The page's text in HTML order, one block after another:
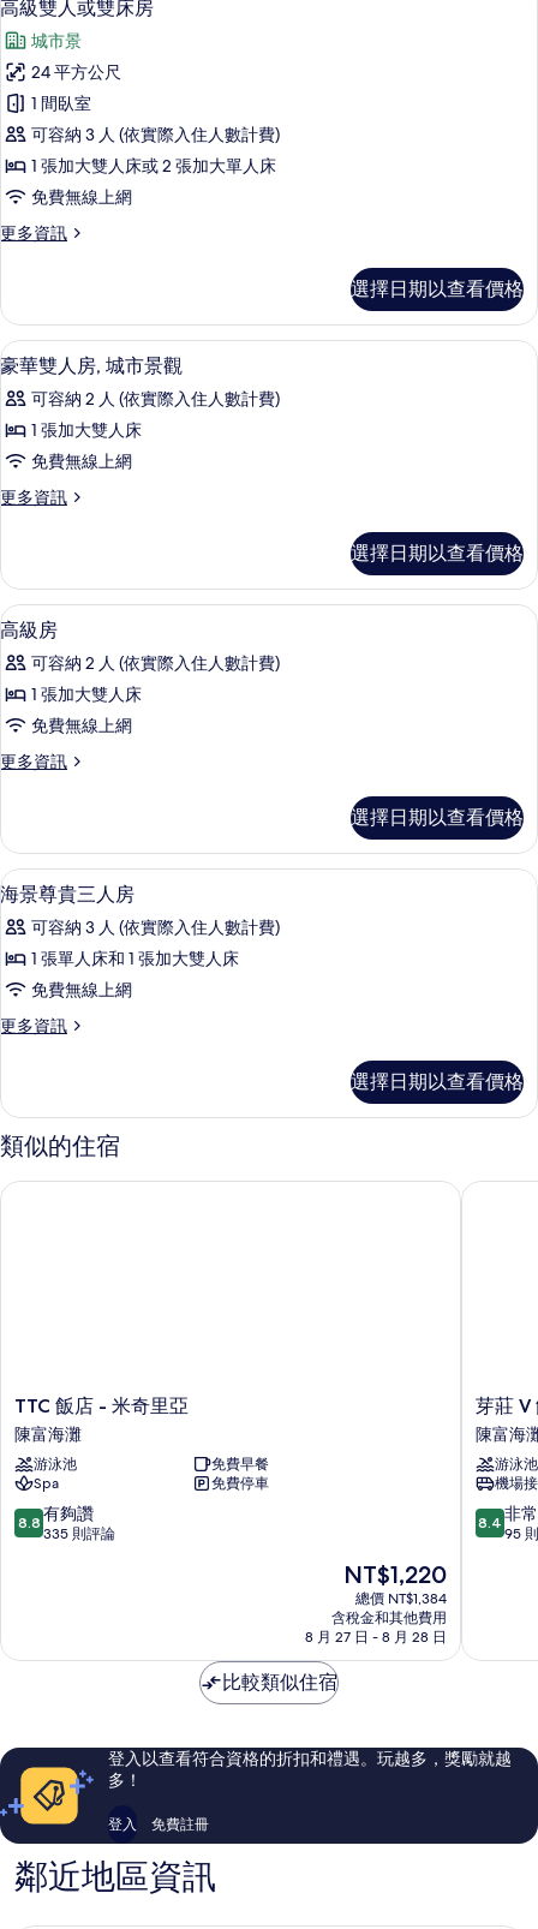
所
有
相
片
台
的
詳
情
示
高
級
雙
人
或
床
的
所
有
相
片
高級雙人或雙床房
城市景
24 平方公尺
1 間臥室
可容納 3 人 (依實際入住人數計費)
1 張加大雙人床或 2 張加大單人床
免費無線上網
更多資訊
更
雙
人
或
床
房
詳
情
選擇日期以查看價格
顯
示
豪
華
人
城
市
景
觀
的
所
有
高級寢具、記憶床墊、迷你吧、客房
14
豪華雙人房, 城市景觀
可容納 2 人 (依實際入住人數計費)
1 張加大雙人床
免費無線上網
更多資訊
更
雙
人
房,
市
景
的
詳
情
選擇日期以查看價格
顯
示
高
級
的
有
相
片
高級寢具、記憶床墊、迷你吧、客房
6
高級房
可容納 2 人 (依實際入住人數計費)
1 張加大雙人床
免費無線上網
更多資訊
更
房
的
詳
選擇日期以查看價格
顯
示
海
景
貴
人
房
的
所
高級寢具、記憶床墊、迷你吧、客房
6
海景尊貴三人房
可容納 3 人 (依實際入住人數計費)
1 張單人床和 1 張加大雙人床
免費無線上網
更多資訊
更
尊
貴
三
房
選擇日期以查看價格
類似的住宿
TTC
飯
店
-
米
奇
里
TTC 飯店 - 米奇里亞
陳富海灘
游泳池
免費早餐
Spa
免費停車
8.8
分，
夠
評
論
8.8 有夠讚
335 則評論
現
在
價
格
為
NT$1,220
總價 NT$1,384
含稅金和其他費用
8 月 27 日 - 8 月 28 日
TTC 飯店 - 米奇里亞
芽
莊
V
飯
店
陳
富
芽莊 V
陳富海
游泳池
機場
8.4
分，
常
評
論
8.4 非
95
芽莊 V
比較類似住宿
登入以查看符合資格的折扣和禮遇。玩越多，獎勵就越
多！
登入 免費註冊
鄰近地區資訊